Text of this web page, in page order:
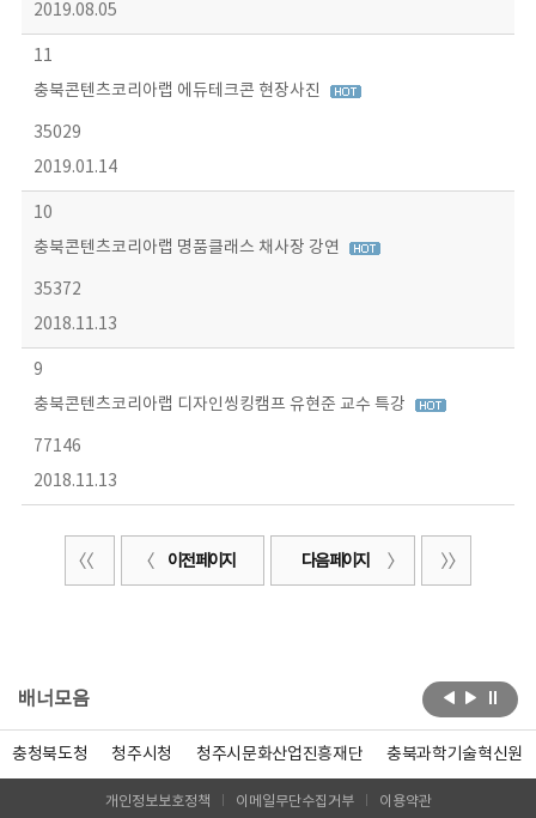
2019.08.05
11
충북콘텐츠코리아랩 에듀테크콘 현장사진
35029
2019.01.14
10
충북콘텐츠코리아랩 명품클래스 채사장 강연
35372
2018.11.13
9
충북콘텐츠코리아랩 디자인씽킹캠프 유현준 교수 특강
77146
2018.11.13
이전 페이지 다음 페이지
배너모음
충청북도청 청주시청 청주시문화산업진흥재단 충북과학기술혁신원
개인정보보호정책 이메일무단수집거부 이용약관